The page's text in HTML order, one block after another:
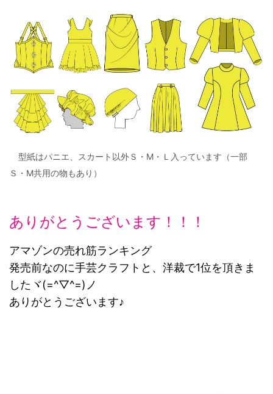
型紙はパニエ、スカート以外Ｓ・М・Ｌ入っています（一部
Ｓ・М共用の物もあり）
ありがとうございます！！！
アマゾンの売れ筋ランキング
発売前なのに手芸クラフトと、洋裁で1位を頂きま
したヾ(=^▽^=)ノ
ありがとうございます♪